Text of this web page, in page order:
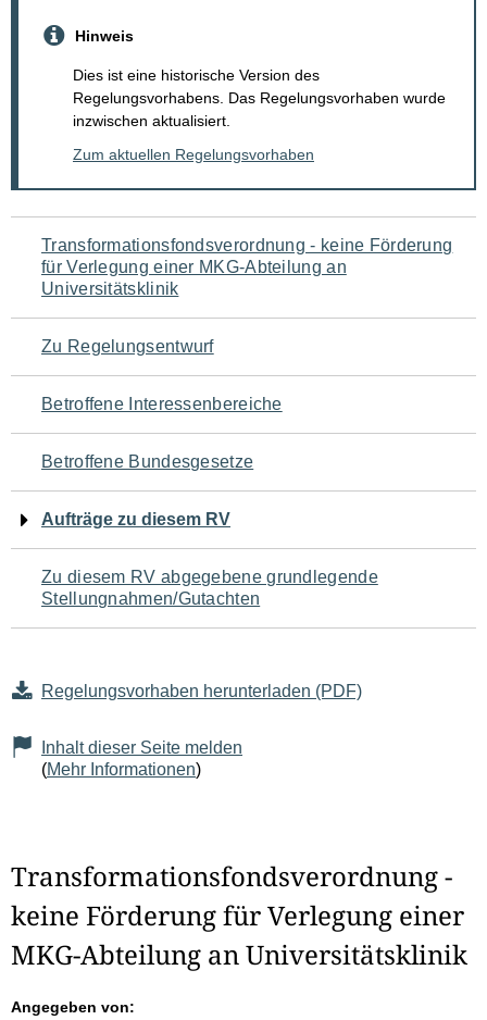
Hinweis
Dies ist eine historische Version des
Regelungsvorhabens. Das Regelungsvorhaben wurde
inzwischen aktualisiert.
Zum aktuellen Regelungsvorhaben
Navigation
für
den
Seiteninhalt
Transformationsfondsverordnung - keine Förderung
für Verlegung einer MKG-Abteilung an
Universitätsklinik
Zu Regelungsentwurf
Betroffene Interessenbereiche
Betroffene Bundesgesetze
Aufträge zu diesem RV
Zu diesem RV abgegebene grundlegende
Stellungnahmen/Gutachten
Regelungsvorhaben herunterladen (PDF)
Inhalt dieser Seite melden
(Mehr Informationen)
Transformationsfondsverordnung -
keine Förderung für Verlegung einer
MKG-Abteilung an Universitätsklinik
Angegeben von: